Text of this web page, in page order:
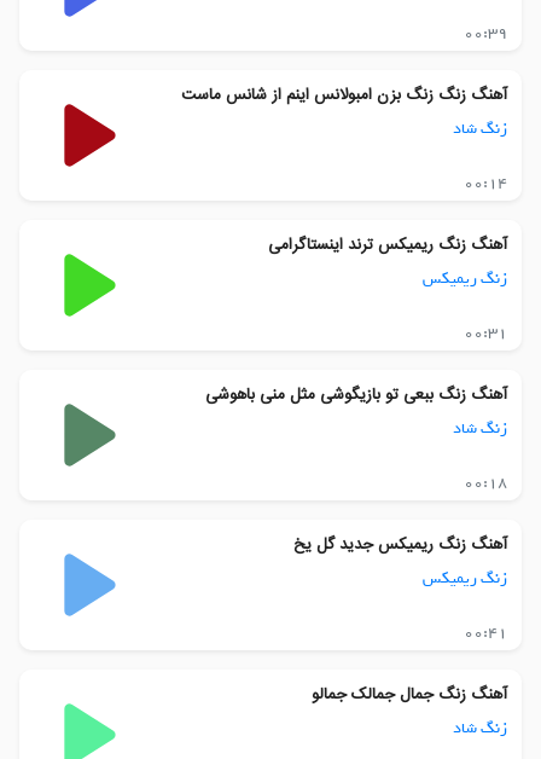
00:39
آهنگ زنگ زنگ بزن امبولانس اینم از شانس ماست
زنگ شاد
00:14
آهنگ زنگ ریمیکس ترند اینستاگرامی
زنگ ریمیکس
00:31
آهنگ زنگ ببعی تو بازیگوشی مثل منی باهوشی
زنگ شاد
00:18
آهنگ زنگ ریمیکس جدید گل یخ
زنگ ریمیکس
00:41
آهنگ زنگ جمال جمالک جمالو
زنگ شاد